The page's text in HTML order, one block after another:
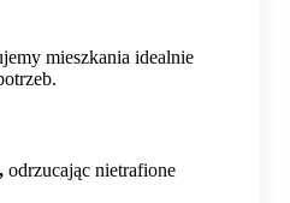
mieszkania idealnie
odrzucając nietrafione